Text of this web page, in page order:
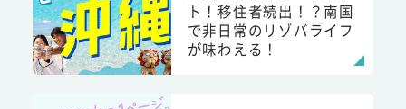
ト！移住者続出！？南国
で非日常のリゾバライフ
が味わえる！